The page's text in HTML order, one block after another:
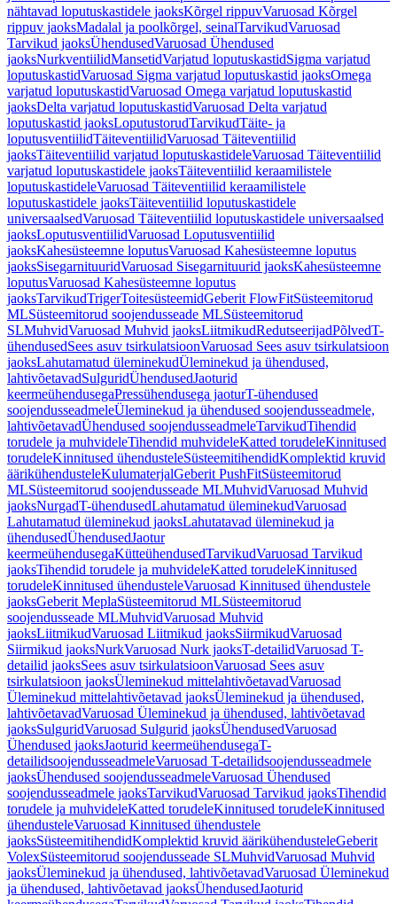
nähtavad loputuskastidele jaoksKõrgel rippuvVaruosad Kõrgel
rippuv jaoksMadalal ja poolkõrgel, seinalTarvikudVaruosad
Tarvikud jaoksÜhendusedVaruosad Ühendused
jaoksNurkventiilidMansetidVarjatud loputuskastidSigma varjatud
loputuskastidVaruosad Sigma varjatud loputuskastid jaoksOmega
varjatud loputuskastidVaruosad Omega varjatud loputuskastid
jaoksDelta varjatud loputuskastidVaruosad Delta varjatud
loputuskastid jaoksLoputustorudTarvikudTäite- ja
loputusventiilidTäiteventiilidVaruosad Täiteventiilid
jaoksTäiteventiilid varjatud loputuskastideleVaruosad Täiteventiilid
varjatud loputuskastidele jaoksTäiteventiilid keraamilistele
loputuskastideleVaruosad Täiteventiilid keraamilistele
loputuskastidele jaoksTäiteventiilid loputuskastidele
universaalsedVaruosad Täiteventiilid loputuskastidele universaalsed
jaoksLoputusventiilidVaruosad Loputusventiilid
jaoksKahesüsteemne loputusVaruosad Kahesüsteemne loputus
jaoksSisegarnituuridVaruosad Sisegarnituurid jaoksKahesüsteemne
loputusVaruosad Kahesüsteemne loputus
jaoksTarvikudTrigerToitesüsteemidGeberit FlowFitSüsteemitorud
MLSüsteemitorud soojendusseade MLSüsteemitorud
SLMuhvidVaruosad Muhvid jaoksLiitmikudRedutseerijadPõlvedT-
ühendusedSees asuv tsirkulatsioonVaruosad Sees asuv tsirkulatsioon
jaoksLahutamatud üleminekudÜleminekud ja ühendused,
lahtivõetavadSulguridÜhendusedJaoturid
keermeühendusegaPressühendusega jaoturT-ühendused
soojendusseadmeleÜleminekud ja ühendused soojendusseadmele,
lahtivõetavadÜhendused soojendusseadmeleTarvikudTihendid
torudele ja muhvideleTihendid muhvideleKatted torudeleKinnitused
torudeleKinnitused ühendusteleSüsteemitihendidKomplektid kruvid
äärikühendusteleKulumaterjalGeberit PushFitSüsteemitorud
MLSüsteemitorud soojendusseade MLMuhvidVaruosad Muhvid
jaoksNurgadT-ühendusedLahutamatud üleminekudVaruosad
Lahutamatud üleminekud jaoksLahutatavad üleminekud ja
ühendusedÜhendusedJaotur
keermeühendusegaKütteühendusedTarvikudVaruosad Tarvikud
jaoksTihendid torudele ja muhvideleKatted torudeleKinnitused
torudeleKinnitused ühendusteleVaruosad Kinnitused ühendustele
jaoksGeberit MeplaSüsteemitorud MLSüsteemitorud
soojendusseade MLMuhvidVaruosad Muhvid
jaoksLiitmikudVaruosad Liitmikud jaoksSiirmikudVaruosad
Siirmikud jaoksNurkVaruosad Nurk jaoksT-detailidVaruosad T-
detailid jaoksSees asuv tsirkulatsioonVaruosad Sees asuv
tsirkulatsioon jaoksÜleminekud mittelahtivõetavadVaruosad
Üleminekud mittelahtivõetavad jaoksÜleminekud ja ühendused,
lahtivõetavadVaruosad Üleminekud ja ühendused, lahtivõetavad
jaoksSulguridVaruosad Sulgurid jaoksÜhendusedVaruosad
Ühendused jaoksJaoturid keermeühendusegaT-
detailidsoojendusseadmeleVaruosad T-detailidsoojendusseadmele
jaoksÜhendused soojendusseadmeleVaruosad Ühendused
soojendusseadmele jaoksTarvikudVaruosad Tarvikud jaoksTihendid
torudele ja muhvideleKatted torudeleKinnitused torudeleKinnitused
ühendusteleVaruosad Kinnitused ühendustele
jaoksSüsteemitihendidKomplektid kruvid äärikühendusteleGeberit
VolexSüsteemitorud soojendusseade SLMuhvidVaruosad Muhvid
jaoksÜleminekud ja ühendused, lahtivõetavadVaruosad Üleminekud
ja ühendused, lahtivõetavad jaoksÜhendusedJaoturid